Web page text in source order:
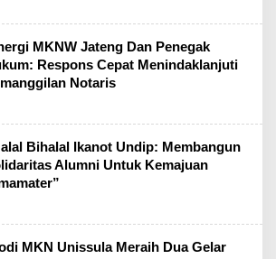
MKNW Jateng Dan Penegak
Respons Cepat Menindaklanjuti
Notaris
Bihalal Ikanot Undip: Membangun
Alumni Untuk Kemajuan
MKN Unissula Meraih Dua Gelar